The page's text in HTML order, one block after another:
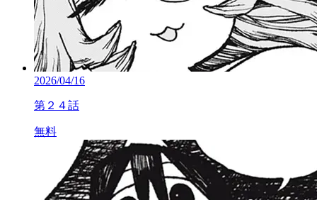
2026/04/16
第２４話
無料